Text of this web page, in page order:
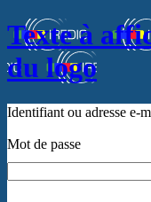
Texte à
du logo
Identifiant ou adresse e-
Mot de passe